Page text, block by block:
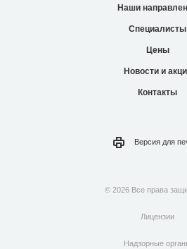
Наши
Специалисты
Цены
Новости и
Контакты
Версия для
© 2026 Все права
Лицензии
Надзорные